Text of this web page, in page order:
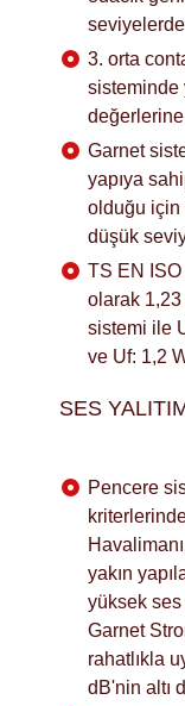
3. orta
sisteminde
değerlerine
Garnet
yapıya
olduğu için
düşük
TS EN ISO
olarak
sistemi ile
ve Uf: 1,2
SES
Pencere
yakın
yüksek
Garnet
rahatlıkla
dB'nin altı